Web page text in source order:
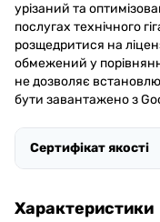
урізаний та
послугах технічного
розщедритися на
обмежений у
не дозволяє
бути завантажено з
Сертифікат якості
Характеристики